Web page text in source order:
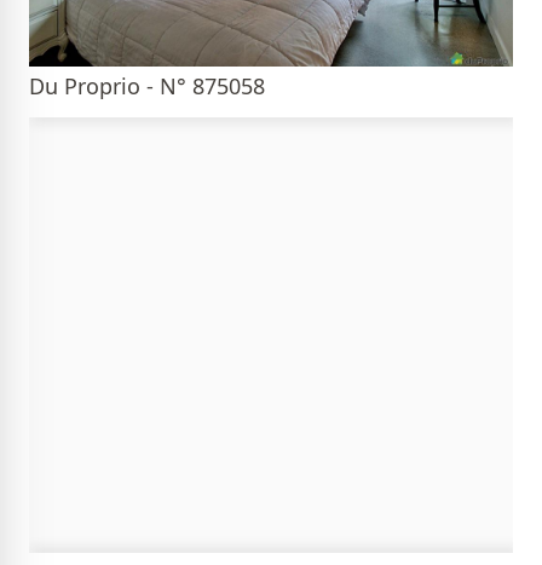
Du Proprio - N° 875058